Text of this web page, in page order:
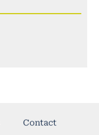
Contact